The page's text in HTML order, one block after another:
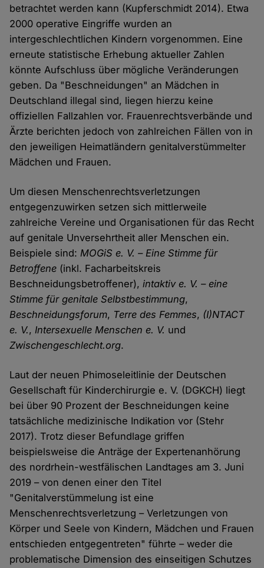
betrachtet werden kann (Kupferschmidt 2014). Etwa
2000 operative Eingriffe wurden an
intergeschlechtlichen Kindern vorgenommen. Eine
erneute statistische Erhebung aktueller Zahlen
könnte Aufschluss über mögliche Veränderungen
geben. Da "Beschneidungen" an Mädchen in
Deutschland illegal sind, liegen hierzu keine
offiziellen Fallzahlen vor. Frauenrechtsverbände und
Ärzte berichten jedoch von zahlreichen Fällen von in
den jeweiligen Heimatländern genitalverstümmelter
Mädchen und Frauen.
Um diesen Menschenrechtsverletzungen
entgegenzuwirken setzen sich mittlerweile
zahlreiche Vereine und Organisationen für das Recht
auf genitale Unversehrtheit aller Menschen ein.
Beispiele sind:MOGiS e. V. – Eine Stimme für
Betroffene (inkl. Facharbeitskreis
Beschneidungsbetroffener),intaktiv e. V. – eine
Stimme für genitale Selbstbestimmung,
Beschneidungsforum, Terre des Femmes, (I)NTACT
e. V.,Intersexuelle Menschen e. V. und
Zwischengeschlecht.org.
Laut der neuen Phimoseleitlinie der Deutschen
Gesellschaft für Kinderchirurgie e. V. (DGKCH) liegt
bei über 90 Prozent der Beschneidungen keine
tatsächliche medizinische Indikation vor (Stehr
2017). Trotz dieser Befundlage griffen
beispielsweise die Anträge der Expertenanhörung
des nordrhein-westfälischen Landtages am 3. Juni
2019 – von denen einer den Titel
"Genitalverstümmelung ist eine
Menschenrechtsverletzung – Verletzungen von
Körper und Seele von Kindern, Mädchen und Frauen
entschieden entgegentreten" führte – weder die
problematische Dimension des einseitigen Schutzes